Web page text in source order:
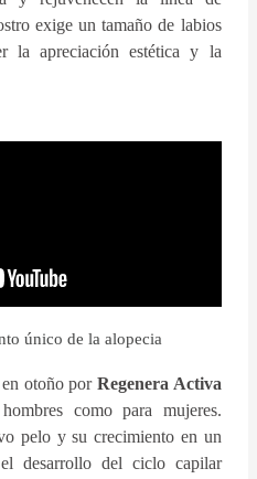
exige un tamaño de labios
la apreciación estética y la
único de la alopecia
otoño por Regenera Activa
como para mujeres.
pelo y su crecimiento en un
desarrollo del ciclo capilar